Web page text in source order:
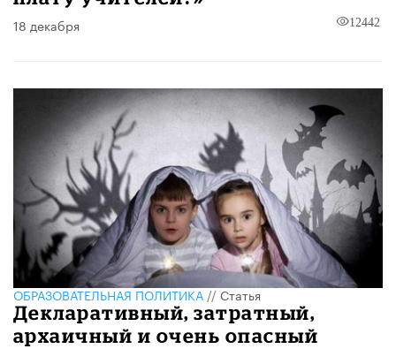
18 декабря 12442
ОБРАЗОВАТЕЛЬНАЯ ПОЛИТИКА//Статья
Декларативный, затратный,
архаичный и очень опасный